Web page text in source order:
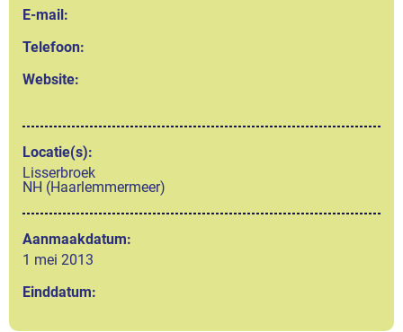
E-mail:
Telefoon:
Website:
Locatie(s):
Lisserbroek
NH (Haarlemmermeer)
Aanmaakdatum:
1 mei 2013
Einddatum: